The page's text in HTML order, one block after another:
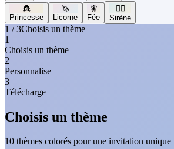
👸
Princesse
🦄
Licorne
🧚
Fée
🧜‍♀️
Sirène
1 / 3Choisis un thème
1
Choisis un thème
2
Personnalise
3
Télécharge
Choisis un thème
10 thèmes colorés pour une invitation unique